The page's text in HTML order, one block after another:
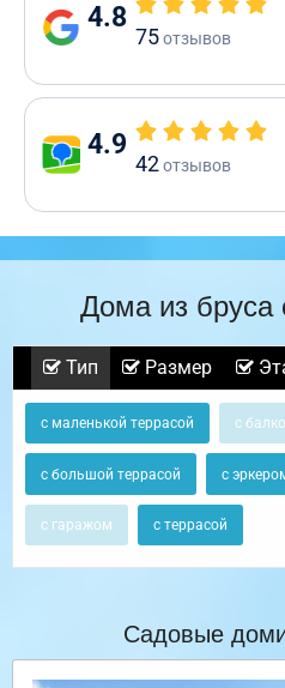
4.8
75отзывов
4.9
42отзывов
Дома из бруса
Тип Размер
с маленькой террасой с
с большой террасой с
с гаражом с террасой
Садовые